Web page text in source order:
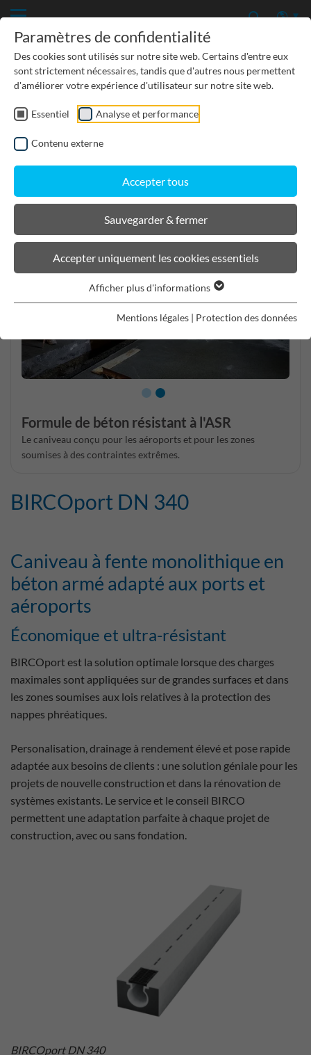
Previous
TP-GÉNIE CIVIL
PROTECTION DES EAUX SOUTERRAINES
URBANISME, PAYSAGISME
Formule de béton résistant à l'ASR
Le caniveau conçu pour les aéroports et pour les zones
soumises à des contraintes extrêmes.
BIRCOport DN 340
Caniveau à fente monolithique en
béton armé adapté aux ports et
aéroports
Économique et ultra-résistant
BIRCOport est la solution optimale lorsque des charges
maximales sont appliquées sur de grandes surfaces et dans
les zones soumises aux lois relatives à la protection des
nappes phréatiques.
Personalisation, drainage à rendement élevé et pose rapide
adaptée aux besoins de clients : une solution géniale pour les
projets de nouvelle construction et dans la rénovation de
systèmes existants. Le service et le conseil BIRCO
permettent une adaptation parfaite à chaque projet de
construction, avec ou sans fondation.
BIRCOport DN 340
Paramètres de confidentialité
Des cookies sont utilisés sur notre site web. Certains d'entre eux
sont strictement nécessaires, tandis que d'autres nous permettent
d'améliorer votre expérience d'utilisateur sur notre site web.
Essentiel Analyse et performance
Contenu externe
Accepter tous
Sauvegarder & fermer
Accepter uniquement les cookies essentiels
Afficher plus d'informations
Mentions légales | Protection des données